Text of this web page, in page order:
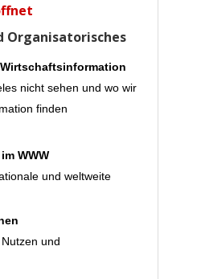
Organisatorisches
nicht sehen und wo wir
finden
WWW
und weltweite
und